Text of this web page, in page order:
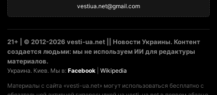
vestiua.net@gmail.com
21+ | © 2012-2026 vesti-ua.net || Новости Украины. Контент
создается людьми: мы не используем ИИ для редактуры
материалов.
Украина. Киев. Мы в: Facebook Wikipedia
Материалы с сайта «vesti-ua.net» могут использоваться бесплатно с